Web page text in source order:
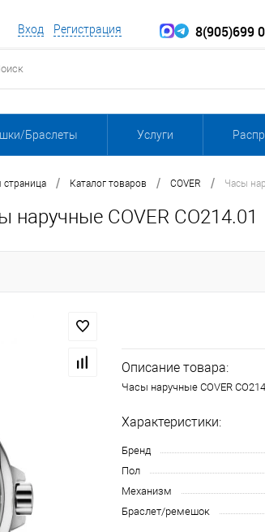
Вход Регистрация 8(905)699
Браслеты Услуги
страница / Каталог товаров / COVER / Часы
наручные COVER CO214.01
Описание товара:
Часы наручные COVER
Характеристики:
Бренд
Пол
Механизм
Браслет/ремешок